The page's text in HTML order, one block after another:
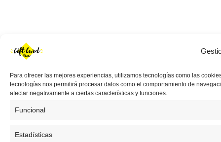
Para ofrecer las mejores experiencias, utilizamos tecnologías como las
tecnologías nos permitirá procesar datos como el comportamiento de
afectar negativamente a ciertas características y funciones.
Funcional
Estadísticas